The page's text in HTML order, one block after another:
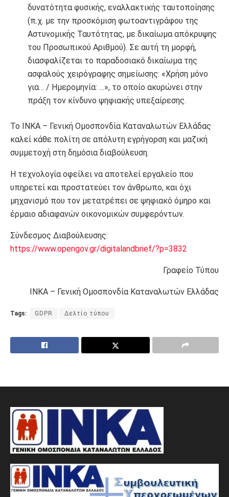
δυνατότητα φυσικής, εναλλακτικής ταυτοποίησης
(π.χ. με την προσκόμιση φωτοαντιγράφου της
Αστυνομικής Ταυτότητας, με δικαίωμα απόκρυψης
του Προσωπικού Αριθμού). Σε αυτή τη μορφή,
διασφαλίζεται το παραδοσιακό δικαίωμα της
ασφαλούς χειρόγραφης σημείωσης: «Χρήση μόνο
για… / Ημερομηνία: …», το οποίο ακυρώνει στην
πράξη τον κίνδυνο ψηφιακής υπεξαίρεσης.
Το ΙΝΚΑ – Γενική Ομοσπονδία Καταναλωτών Ελλάδας
καλεί κάθε πολίτη σε απόλυτη εγρήγορση και μαζική
συμμετοχή στη δημόσια διαβούλευση.
Η τεχνολογία οφείλει να αποτελεί εργαλείο που
υπηρετεί και προστατεύει τον άνθρωπο, και όχι
μηχανισμό που τον μετατρέπει σε ψηφιακό όμηρο και
έρμαιο αδιαφανών οικονομικών συμφερόντων.
Σύνδεσμος Διαβούλευσης:
https://www.opengov.gr/digitalandbrief/?p=3832
Γραφείο Τύπου
ΙΝΚΑ – Γενική Ομοσπονδία Καταναλωτών Ελλάδας
Tags: GDPR Δελτίο τύπου